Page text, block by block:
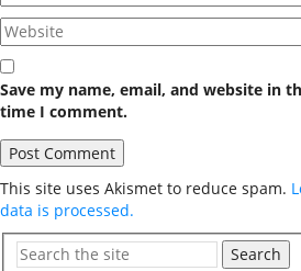
Save my name, email, and website in
time I comment.
This site uses Akismet to reduce spam.
data is processed.
Search